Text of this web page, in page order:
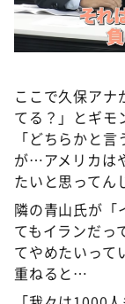
ここで久保アナ
てる？」とギモ
「どちらかと
が…アメリカは
たいと思ってん
隣の青山氏が「
てもイランだっ
てやめたいって
重ねると…